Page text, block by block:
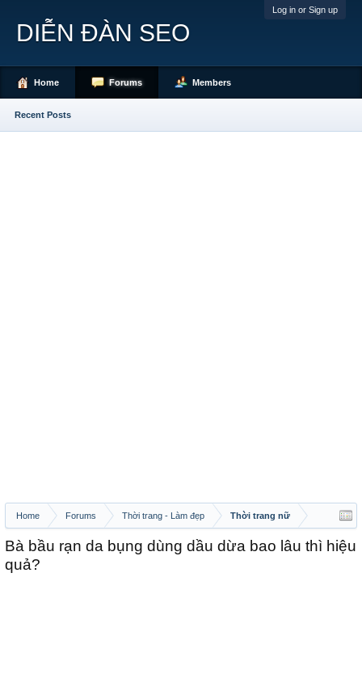
Log in or Sign up
Home Forums Thời trang - Làm đẹp Thời trang nữ
Bà bầu rạn da bụng dùng dầu dừa bao lâu thì hiệu
quả?
DIỄN ĐÀN SEO
Home Forums
Recent Posts
Members